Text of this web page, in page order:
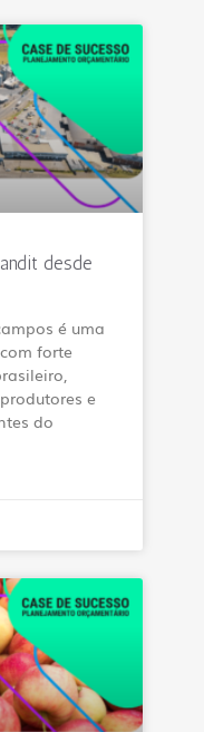
desde
é uma
forte
e
do